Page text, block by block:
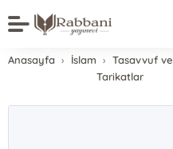
Anasayfa İslam
Tasavvuf ve
Tarikatlar